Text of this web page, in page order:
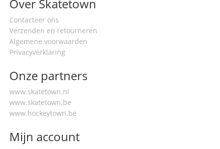
Over Skatetown
Contacteer ons
Verzenden en retourneren
Algemene voorwaarden
Privacyverklaring
Onze partners
www.skatetown.nl
www.skatetown.be
www.hockeytown.be
Mijn account